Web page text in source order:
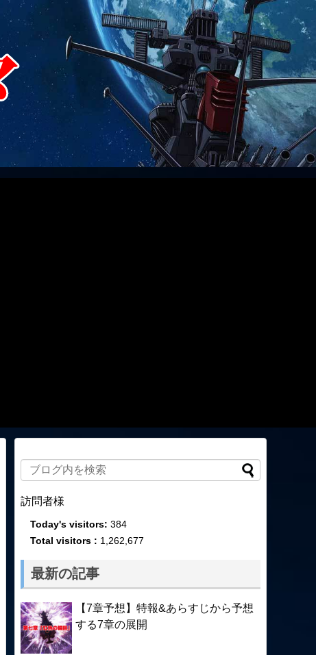
訪問者様
Today's visitors: 384
Total visitors : 1,262,677
最新の記事
【7章予想】特報&あらすじから予想
する7章の展開